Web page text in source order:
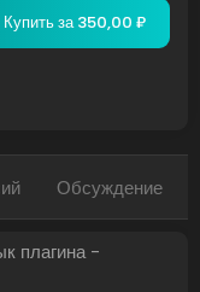
Купить за 350,00 ₽
Обсуждение
плагина -